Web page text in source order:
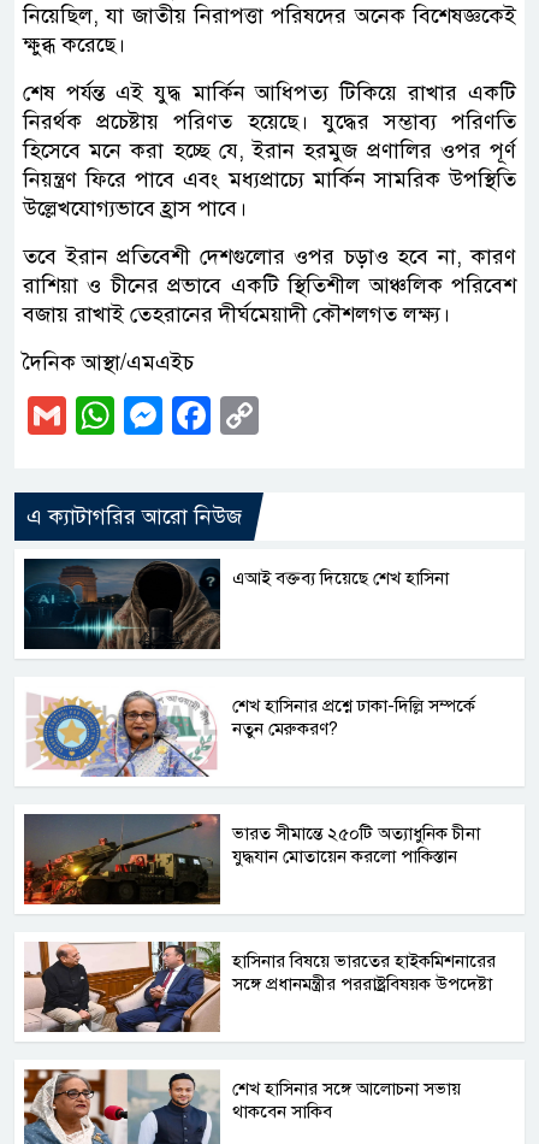
নিয়েছিল, যা জাতীয় নিরাপত্তা পরিষদের অনেক বিশেষজ্ঞকেই
ক্ষুব্ধ করেছে।
শেষ পর্যন্ত এই যুদ্ধ মার্কিন আধিপত্য টিকিয়ে রাখার একটি
নিরর্থক প্রচেষ্টায় পরিণত হয়েছে। যুদ্ধের সম্ভাব্য পরিণতি
হিসেবে মনে করা হচ্ছে যে, ইরান হরমুজ প্রণালির ওপর পূর্ণ
নিয়ন্ত্রণ ফিরে পাবে এবং মধ্যপ্রাচ্যে মার্কিন সামরিক উপস্থিতি
উল্লেখযোগ্যভাবে হ্রাস পাবে।
তবে ইরান প্রতিবেশী দেশগুলোর ওপর চড়াও হবে না, কারণ
রাশিয়া ও চীনের প্রভাবে একটি স্থিতিশীল আঞ্চলিক পরিবেশ
বজায় রাখাই তেহরানের দীর্ঘমেয়াদী কৌশলগত লক্ষ্য।
দৈনিক আস্থা/এমএইচ
GmailWhatsApp
Messenger
Facebook
এ ক্যাটাগরির আরো নিউজ
এআই বক্তব্য দিয়েছে শেখ হাসিনা
শেখ হাসিনার প্রশ্নে ঢাকা-দিল্লি সম্পর্কে
নতুন মেরুকরণ?
ভারত সীমান্তে ২৫০টি অত্যাধুনিক চীনা
যুদ্ধযান মোতায়েন করলো পাকিস্তান
হাসিনার বিষয়ে ভারতের হাইকমিশনারের
সঙ্গে প্রধানমন্ত্রীর পররাষ্ট্রবিষয়ক উপদেষ্টা
শেখ হাসিনার সঙ্গে আলোচনা সভায়
থাকবেন সাকিব